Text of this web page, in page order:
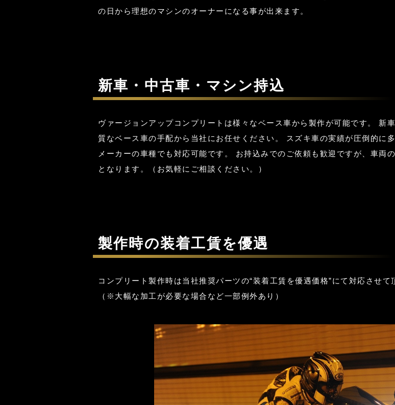
の日から理想のマシンのオーナーになる事が出来ます。
新車・中古車・マシン持込
ヴァージョンアップコンプリートは様々なベース車から製作が可能です。 新
質なベース車の手配から当社にお任せください。 スズキ車の実績が圧倒的に
メーカーの車種でも対応可能です。 お持込みでのご依頼も歓迎ですが、車両
となります。（お気軽にご相談ください。）
製作時の装着工賃を優遇
コンプリート製作時は当社推奨パーツの“装着工賃を優遇価格”にて対応させて
（※大幅な加工が必要な場合など一部例外あり）